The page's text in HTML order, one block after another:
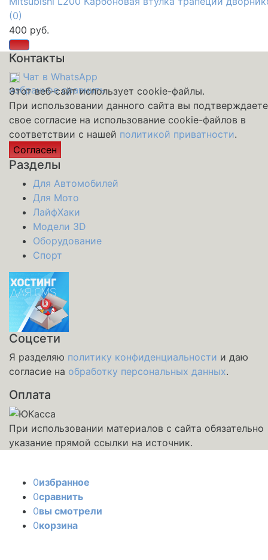
избранное сравнить
(0)
400 руб.
Контакты
Чат в WhatsApp
Этот веб-сайт использует cookie-файлы.
При использовании данного сайта вы подтверждаете
свое согласие на использование cookie-файлов в
соответствии с нашей политикой приватности.
Согласен
Разделы
Для Автомобилей
Для Мото
ЛайфХаки
Модели 3D
Оборудование
Спорт
Соцсети
Я разделяю политику конфиденциальности и даю
согласие на обработку персональных данных.
Оплата
При использовании материалов с сайта обязательно
указание прямой ссылки на источник.
0избранное
0сравнить
0вы смотрели
0корзина